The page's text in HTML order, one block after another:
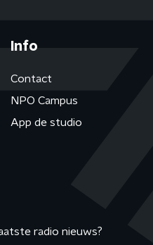
Info
Contact
NPO Campus
App de studio
radio nieuws?